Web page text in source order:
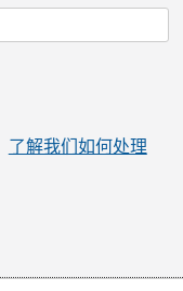
了解我们如何处理